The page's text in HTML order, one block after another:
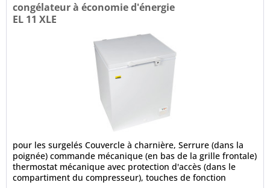
congélateur à économie d'énergie
EL 11 XLE
pour les surgelés Couvercle à charnière, Serrure (dans la
poignée) commande mécanique (en bas de la grille frontale)
thermostat mécanique avec protection d'accès (dans le
compartiment du compresseur), touches de fonction